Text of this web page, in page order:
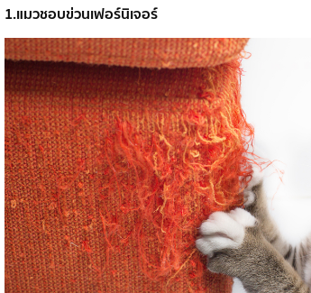
1.แมวชอบข่วนเฟอร์นิเจอร์